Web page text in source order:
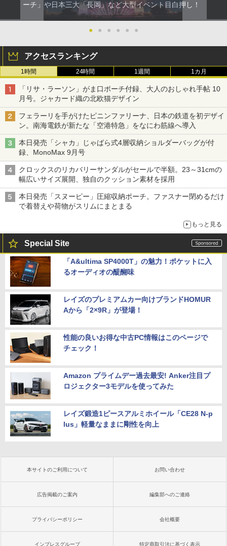
ーチ」や日本三大「長岡」など大型イベント目白押し！
● ● ● ● ● ●
アクセスランキング
1時間 24時間 1週間 1カ月
「リサ・ラーソン」がま口ポーチ付録、大人のおしゃれ手帖 10
月号。ジャカード織の北欧猫デザイン
フェラーリを手がけたピニンファリーナ、日本の鉄道を初デザイ
ン。南海電鉄が新たな「空港特急」をなにわ筋線へ導入
本日発売「シャカ」じゃばら式4層収納ショルダーバッグが付
録、MonoMax 9月号
クロックスのリカバリーサンダルがセールで半額。23～31cmの
幅広いサイズ展開、独自のクッション素材を採用
本日発売「スヌーピー」圧縮収納ポーチ。ファスナー閉めるだけ
で着替えや荷物がスリムにまとまる
もっと見る
Special Site
「A&ultima SP4000T」の魅力！ポケットに入
るオーディオの醍醐味
レイズのプレミアムカー向けブランドHOMUR
Aから「2×9R」が登場！
性能の良いお得な中古PC情報はこのページで
チェック！
Amazon プライムデー過去最安! Anker注目プ
ロジェクター3モデルを使ってみた
レイズ鍛造1ピースアルミホイール「CE28 N-p
lus」軽量なままに剛性を向上
本サイトのご利用について お問い合わせ
広告掲載のご案内 編集部へのご連絡
プライバシーポリシー 会社概要
インプレスグループ 特定商取引法に基づく表示